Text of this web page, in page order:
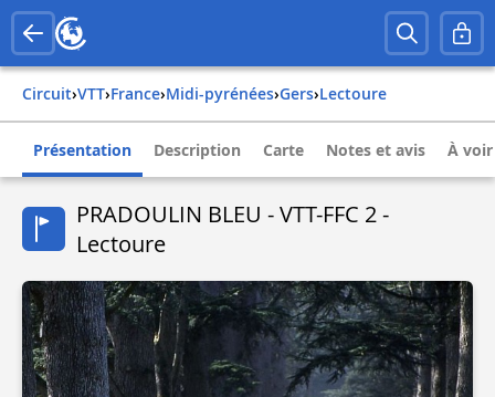
Circuit› VTT› france› midi-pyrénées› gers› lectoure
Présentation Description Carte Notes et avis À
PRADOULIN BLEU - VTT-FFC 2 -
Lectoure